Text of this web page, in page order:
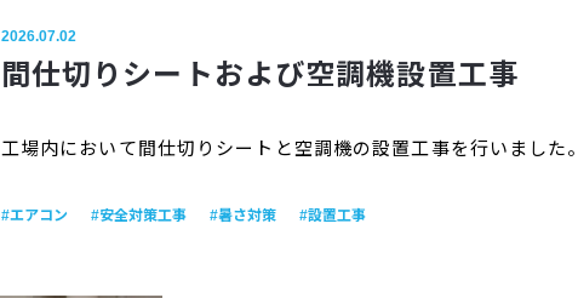
2026.07.02
間仕切りシートおよび空調機設置工事
工場内において間仕切りシートと空調機の設置工事を行いました。
#エアコン #安全対策工事 #暑さ対策 #設置工事